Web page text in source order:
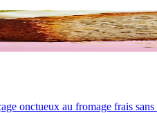
onctueux au fromage frais